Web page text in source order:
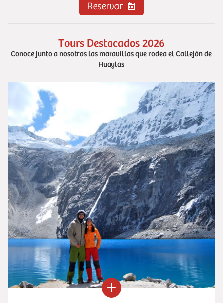
Tours Destacados 2026
Conoce junto a nosotros las maravillas que rodea el Callejón de
Huaylas